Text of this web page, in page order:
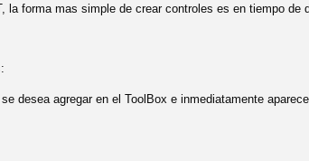
forma mas simple de crear controles es en tiempo de
desea agregar en el ToolBox e inmediatamente